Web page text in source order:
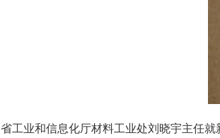
省工业和信息化厅材料工业处刘晓宇主任